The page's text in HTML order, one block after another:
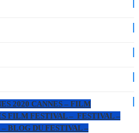
2020 CANNES – FILM
FILM FESTIVAL – FESTIVAL –
BLOG DU FESTIVAL –